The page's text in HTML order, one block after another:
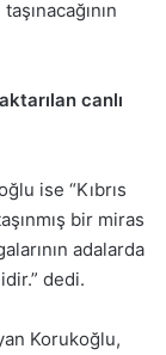
canlı
ise “Kıbrıs
bir miras
adalarda
dedi.
Korukoğlu,